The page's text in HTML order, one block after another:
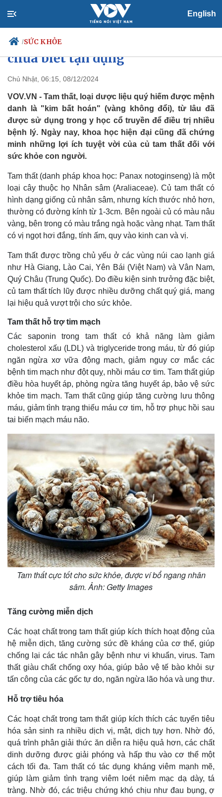
English
/SỨC KHỎE
Chính trị
Đảng
Tổ chức nhân sự
Quốc hội
Nhận diện sự thật
Xã hội
Tin 24h
Dự báo thời tiết
Giáo dục
Dấu ấn VOV
Việc làm
Thế giới
Quan sát
Cuộc sống đó đây
Hồ sơ
Multimedia
Video
Ảnh
E-Magazine
Infographic
Việt Nam có loại rễ cây bổ không
kém nhân sâm, nhiều người
chưa biết tận dụng
Chủ Nhật, 06:15, 08/12/2024
VOV.VN - Tam thất, loại dược liệu quý hiếm được mệnh
danh là "kim bất hoán" (vàng không đổi), từ lâu đã
được sử dụng trong y học cổ truyền để điều trị nhiều
bệnh lý. Ngày nay, khoa học hiện đại cũng đã chứng
minh những lợi ích tuyệt vời của củ tam thất đối với
sức khỏe con người.
Tam thất (danh pháp khoa học: Panax notoginseng) là một
loại cây thuộc họ Nhân sâm (Araliaceae). Củ tam thất có
hình dạng giống củ nhân sâm, nhưng kích thước nhỏ hơn,
thường có đường kính từ 1-3cm. Bên ngoài củ có màu nâu
vàng, bên trong có màu trắng ngà hoặc vàng nhạt. Tam thất
có vị ngọt hơi đắng, tính ấm, quy vào kinh can và vị.
Tam thất được trồng chủ yếu ở các vùng núi cao lạnh giá
như Hà Giang, Lào Cai, Yên Bái (Việt Nam) và Vân Nam,
Quý Châu (Trung Quốc). Do điều kiện sinh trưởng đặc biệt,
củ tam thất tích lũy được nhiều dưỡng chất quý giá, mang
lại hiệu quả vượt trội cho sức khỏe.
Tam thất hỗ trợ tim mạch
Các saponin trong tam thất có khả năng làm giảm
cholesterol xấu (LDL) và triglyceride trong máu, từ đó giúp
ngăn ngừa xơ vữa động mạch, giảm nguy cơ mắc các
bệnh tim mạch như đột quỵ, nhồi máu cơ tim. Tam thất giúp
điều hòa huyết áp, phòng ngừa tăng huyết áp, bảo vệ sức
khỏe tim mạch. Tam thất cũng giúp tăng cường lưu thông
máu, giảm tình trạng thiếu máu cơ tim, hỗ trợ phục hồi sau
tai biến mạch máu não.
Tam thất cực tốt cho sức khỏe, được ví bổ ngang nhân
sâm. Ảnh: Getty Images
Tăng cường miễn dịch
Các hoạt chất trong tam thất giúp kích thích hoạt động của
hệ miễn dịch, tăng cường sức đề kháng của cơ thể, giúp
chống lại các tác nhân gây bệnh như vi khuẩn, virus. Tam
thất giàu chất chống oxy hóa, giúp bảo vệ tế bào khỏi sự
tấn công của các gốc tự do, ngăn ngừa lão hóa và ung thư.
Hỗ trợ tiêu hóa
Các hoạt chất trong tam thất giúp kích thích các tuyến tiêu
hóa sản sinh ra nhiều dịch vị, mật, dịch tụy hơn. Nhờ đó,
quá trình phân giải thức ăn diễn ra hiệu quả hơn, các chất
dinh dưỡng được giải phóng và hấp thu vào cơ thể một
cách tối đa. Tam thất có tác dụng kháng viêm mạnh mẽ,
giúp làm giảm tình trạng viêm loét niêm mạc dạ dày, tá
tràng. Nhờ đó, các triệu chứng khó chịu như đau bụng, ợ